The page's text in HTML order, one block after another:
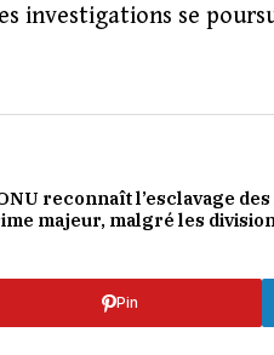
investigations se
reconnaît l’esclavage
majeur, malgré les
Pin